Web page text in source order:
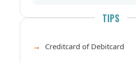
TIPS
Creditcard of Debitcard